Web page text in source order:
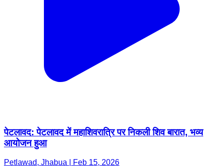
पेटलावद: पेटलावद में महाशिवरात्रि पर निकली शिव बारात, भव्य
आयोजन हुआ
Petlawad, Jhabua | Feb 15, 2026